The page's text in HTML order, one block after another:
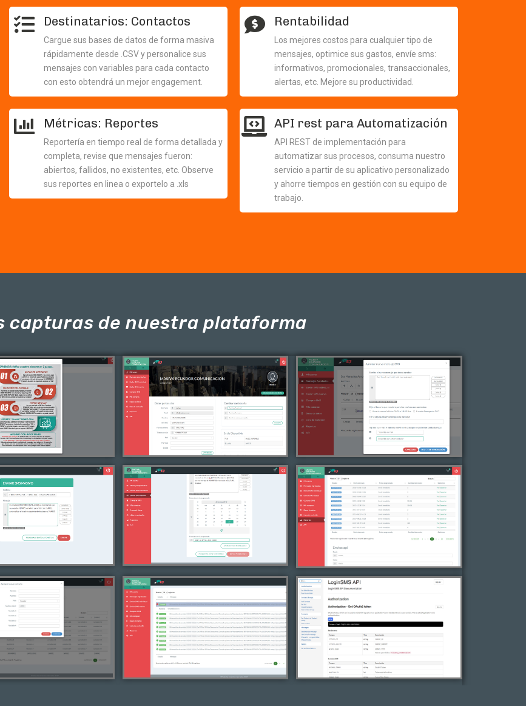
Destinatarios: Contactos
Cargue sus bases de datos de forma masiva
rápidamente desde .CSV y personalice sus
mensajes con variables para cada contacto
con esto obtendrá un mejor engagement.
Métricas: Reportes
Reportería en tiempo real de forma detallada y
completa, revise que mensajes fueron:
abiertos, fallidos, no existentes, etc. Observe
sus reportes en linea o exportelo a .xls
Rentabilidad
Los mejores costos para cualquier tipo de
mensajes, optimice sus gastos, envíe sms:
informativos, promocionales, transaccionales,
alertas, etc. Mejore su productividad.
API rest para Automatización
API REST de implementación para
automatizar sus procesos, consuma nuestro
servicio a partir de su aplicativo personalizado
y ahorre tiempos en gestión con su equipo de
trabajo.
capturas de nuestra plataforma